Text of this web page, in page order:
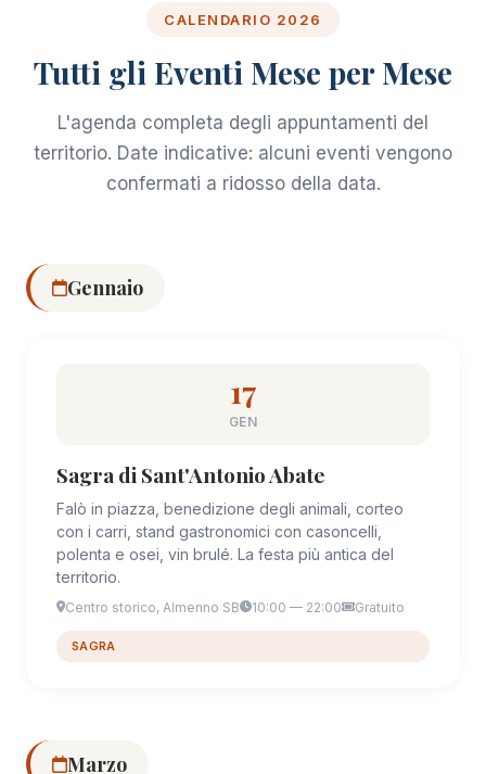
CALENDARIO 2026
Tutti gli Eventi Mese per Mese
L'agenda completa degli appuntamenti del
territorio. Date indicative: alcuni eventi vengono
confermati a ridosso della data.
Gennaio
17
GEN
Sagra di Sant'Antonio Abate
Falò in piazza, benedizione degli animali, corteo
con i carri, stand gastronomici con casoncelli,
polenta e osei, vin brulé. La festa più antica del
territorio.
Centro storico, Almenno SB 10:00 — 22:00 Gratuito
SAGRA
Marzo